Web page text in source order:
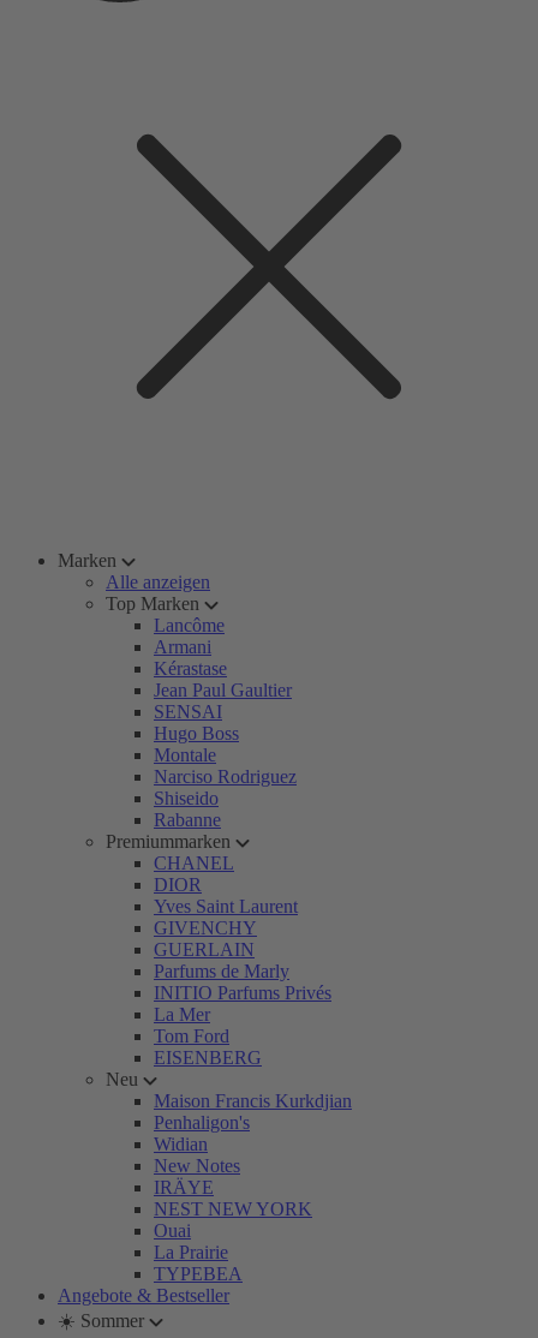
Marken
Alle anzeigen
Top Marken
Lancôme
Armani
Kérastase
Jean Paul Gaultier
SENSAI
Hugo Boss
Montale
Narciso Rodriguez
Shiseido
Rabanne
Premiummarken
CHANEL
DIOR
Yves Saint Laurent
GIVENCHY
GUERLAIN
Parfums de Marly
INITIO Parfums Privés
La Mer
Tom Ford
EISENBERG
Neu
Maison Francis Kurkdjian
Penhaligon's
Widian
New Notes
IRÄYE
NEST NEW YORK
Ouai
La Prairie
TYPEBEA
Angebote & Bestseller
☀️ Sommer